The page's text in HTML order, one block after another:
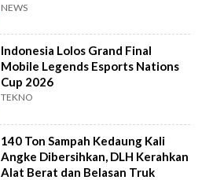
NEWS
Indonesia Lolos Grand Final
Mobile Legends Esports Nations
Cup 2026
TEKNO
140 Ton Sampah Kedaung Kali
Angke Dibersihkan, DLH Kerahkan
Alat Berat dan Belasan Truk